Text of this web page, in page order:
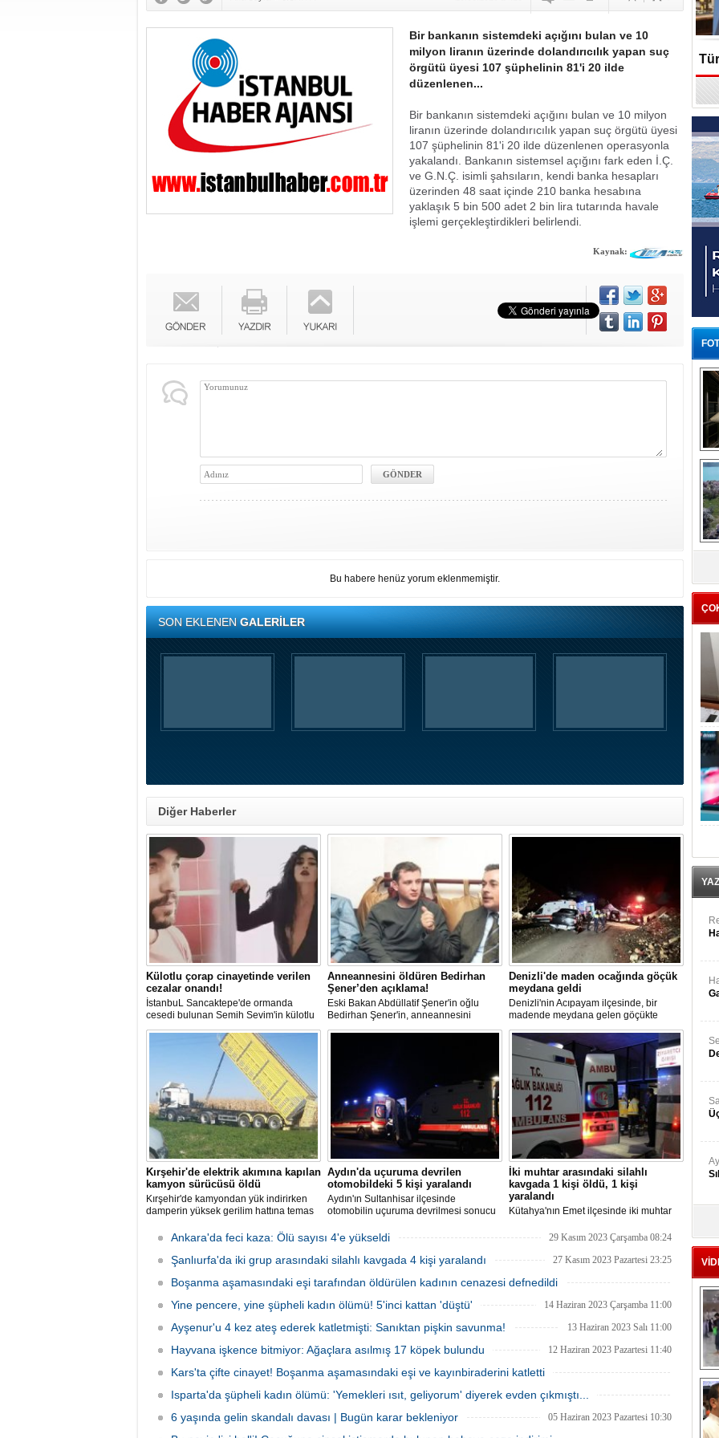
Bir bankanın sistemdeki açığını bulan ve 10
milyon liranın üzerinde dolandırıcılık yapan suç
örgütü üyesi 107 şüphelinin 81'i 20 ilde
düzenlenen...
Bir bankanın sistemdeki açığını bulan ve 10 milyon
liranın üzerinde dolandırıcılık yapan suç örgütü üyesi
107 şüphelinin 81'i 20 ilde düzenlenen operasyonla
yakalandı. Bankanın sistemsel açığını fark eden İ.Ç.
ve G.N.Ç. isimli şahsıların, kendi banka hesapları
üzerinden 48 saat içinde 210 banka hesabına
yaklaşık 5 bin 500 adet 2 bin lira tutarında havale
işlemi gerçekleştirdikleri belirlendi.
Kaynak:
Bu habere henüz yorum eklenmemiştir.
SON EKLENENGALERİLER
Diğer Haberler
Külotlu çorap cinayetinde verilen
cezalar onandı!
İstanbuL Sancaktepe'de ormanda
cesedi bulunan Semih Sevim'in külotlu
çorapla boğularak öldürüldüğü
iddiasına ilişkin sanık Seçil Çiftçi'ye
verilen 'ağırlaştırılmış müebbet' ve
babası hakkındaki 'müebbet' kararı,
istinaf mahkemesi onadı.
Anneannesini öldüren Bedirhan
Şener’den açıklama!
Eski Bakan Abdüllatif Şener'in oğlu
Bedirhan Şener'in, anneannesini
öldürmesine ilişkin davada karar
çekerken, Şener'e verilen ceza belli
Denizli'de maden ocağında göçük
meydana geldi
Denizli'nin Acıpayam ilçesinde, bir
madende meydana gelen göçükte
mahsur kalanların olduğu bildirildi.
Kırşehir'de elektrik akımına kapılan
kamyon sürücüsü öldü
Kırşehir'de kamyondan yük indirirken
damperin yüksek gerilim hattına temas
sürücü hayatını kaybetti.
Aydın'da uçuruma devrilen
otomobildeki 5 kişi yaralandı
Aydın'ın Sultanhisar ilçesinde
otomobilin uçuruma devrilmesi sonucu
İki muhtar arasındaki silahlı
kavgada 1 kişi öldü, 1 kişi
yaralandı
Kütahya'nın Emet ilçesinde iki muhtar
öldü, 1 kişi yaralandı.
Ankara'da feci kaza: Ölü sayısı 4'e yükseldi 29 Kasım 2023 Çarşamba 08:24
Şanlıurfa'da iki grup arasındaki silahlı kavgada 4 kişi yaralandı 27 Kasım 2023 Pazartesi 23:25
Boşanma aşamasındaki eşi tarafından öldürülen kadının cenazesi defnedildi
02 Ağustos 2023 Çarşamba 16:00
Yine pencere, yine şüpheli kadın ölümü! 5'inci kattan 'düştü' 14 Haziran 2023 Çarşamba 11:00
Ayşenur'u 4 kez ateş ederek katletmişti: Sanıktan pişkin savunma! 13 Haziran 2023 Salı 11:00
Hayvana işkence bitmiyor: Ağaçlara asılmış 17 köpek bulundu 12 Haziran 2023 Pazartesi 11:40
Kars'ta çifte cinayet! Boşanma aşamasındaki eşi ve kayınbiraderini katletti
12 Haziran 2023 Pazartesi 11:30
Isparta'da şüpheli kadın ölümü: 'Yemekleri ısıt, geliyorum' diyerek evden çıkmıştı...
07 Haziran 2023 Çarşamba 10:50
6 yaşında gelin skandalı davası | Bugün karar bekleniyor 05 Haziran 2023 Pazartesi 10:30